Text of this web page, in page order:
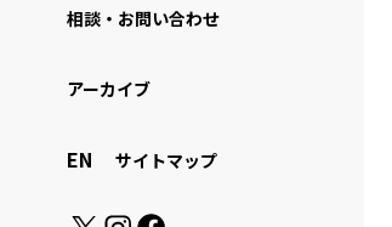
相談・お問い合わせ
アーカイブ
EN サイトマップ